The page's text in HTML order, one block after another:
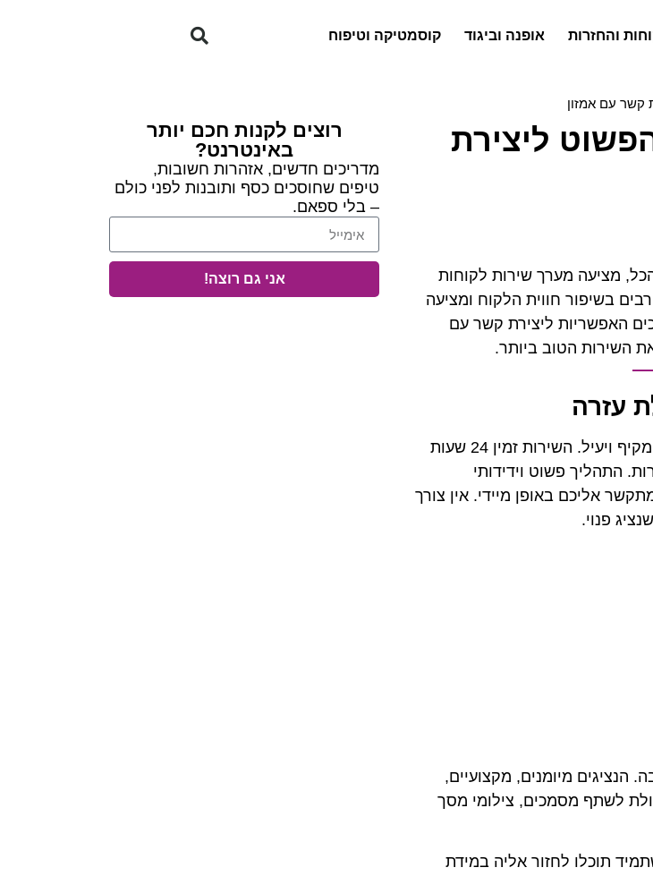
והחזרות אופנה וביגוד קוסמטיקה וטיפוח
קשר עם אמזון
ליצירת
מציעה מערך שירות לקוחות
בשיפור חווית הלקוח ומציעה
האפשריות ליצירת קשר עם
השירות הטוב ביותר.
עזרה
בניגוד לרוב חברות המסחר האלקטרוני, אמזון מציעה שירות טלפוני מקיף ויעיל. השירות זמין 24 שעות
התהליך פשוט וידידותי
אליכם באופן מיידי. אין צורך
פנוי.
הנציגים מיומנים, מקצועיים,
לשתף מסמכים, צילומי מסך
תוכלו לחזור אליה במידת
רוצים לקנות חכם יותר
באינטרנט?
מדריכים חדשים, אזהרות חשובות,
טיפים שחוסכים כסף ותובנות לפני כולם
– בלי ספאם.
אני גם רוצה!